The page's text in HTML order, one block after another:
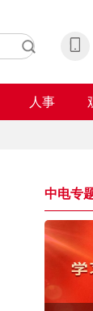
人事
中电专